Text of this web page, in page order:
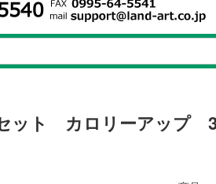
ット カロリーアップ